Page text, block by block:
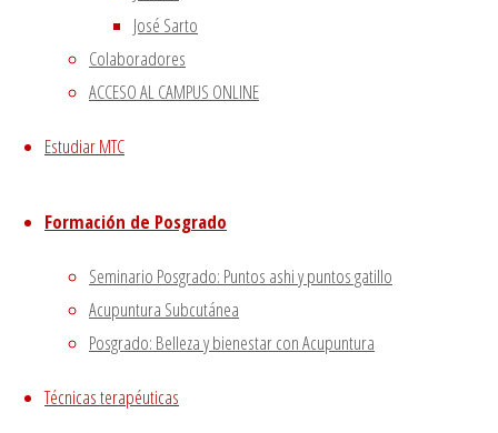
José Sarto
Colaboradores
ACCESO AL CAMPUS ONLINE
Estudiar MTC
Formación de Posgrado
Seminario Posgrado: Puntos ashi y puntos gatillo
Acupuntura Subcutánea
Posgrado: Belleza y bienestar con Acupuntura
Técnicas terapéuticas
de navegación.
Si haces click asumiremos que aceptas su utilización.
Aceptar
Cerrar
This website uses cookies to improve your experience
while you navigate through the website. Out of these, the
cookies that are categorized as necessary are stored on